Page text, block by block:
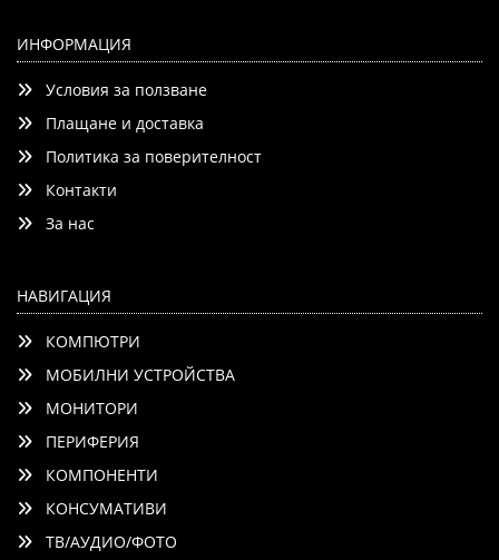
ИНФОРМАЦИЯ
Условия за ползване
Плащане и доставка
Политика за поверителност
Контакти
За нас
НАВИГАЦИЯ
КОМПЮТРИ
МОБИЛНИ УСТРОЙСТВА
МОНИТОРИ
ПЕРИФЕРИЯ
КОМПОНЕНТИ
КОНСУМАТИВИ
ТВ/АУДИО/ФОТО